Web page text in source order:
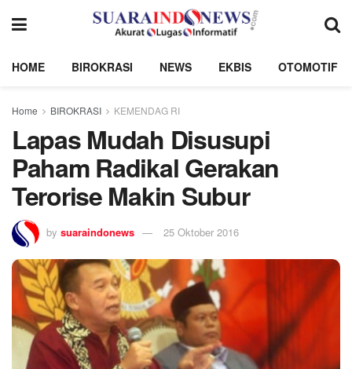
HOME BIROKRASI NEWS EKBIS OTOMOTIF
Home BIROKRASI KEMENDAG RI
Lapas Mudah Disusupi
Paham Radikal Gerakan
Terorise Makin Subur
by suaraindonews 25 Oktober 2016